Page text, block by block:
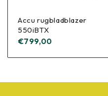
Accu rugbladblazer
550iBTX
€799,00